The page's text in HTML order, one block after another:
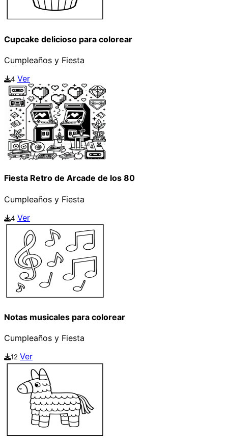
Cupcake delicioso para colorear
Cumpleaños y Fiesta
4 Ver
Fiesta Retro de Arcade de los 80
Cumpleaños y Fiesta
4 Ver
Notas musicales para colorear
Cumpleaños y Fiesta
12 Ver